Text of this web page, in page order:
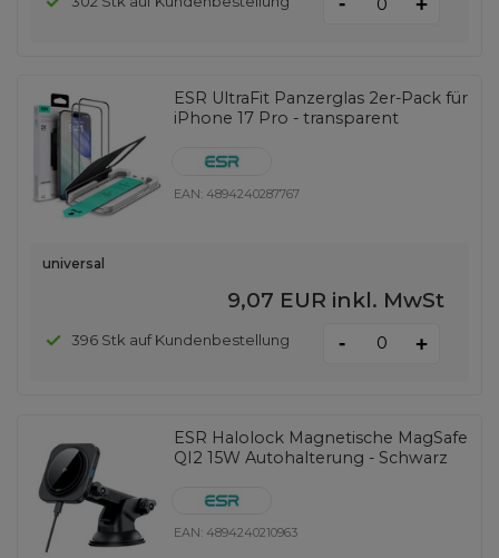
ESR UltraFit Panzerglas 2er-Pack für
iPhone 17 Pro - transparent
EAN: 4894240287767
universal
9,07 EUR inkl. MwSt
396 Stk auf Kundenbestellung - +
ESR Halolock Magnetische MagSafe
QI2 15W Autohalterung - Schwarz
EAN: 4894240210963